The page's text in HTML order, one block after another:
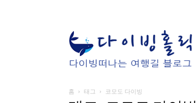
다
이
빙
홀
홈 태그 코모도 다이빙